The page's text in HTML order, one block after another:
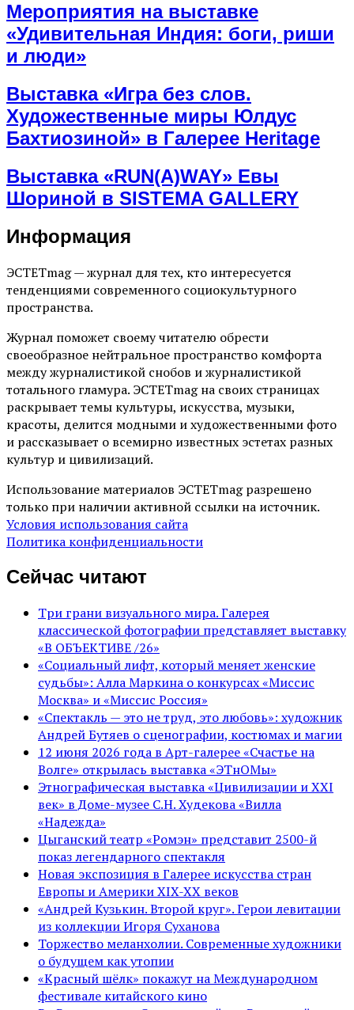
Мероприятия на выставке
«Удивительная Индия: боги, риши
и люди»
Выставка «Игра без слов.
Художественные миры Юлдус
Бахтиозиной» в Галерее Heritage
Выставка «RUN(A)WAY» Евы
Шориной в SISTEMA GALLERY
Информация
ЭСТЕТmag — журнал для тех, кто интересуется
тенденциями современного социокультурного
пространства.
Журнал поможет своему читателю обрести
своеобразное нейтральное пространство комфорта
между журналистикой снобов и журналистикой
тотального гламура. ЭСТЕТmag на своих страницах
раскрывает темы культуры, искусства, музыки,
красоты, делится модными и художественными фото
и рассказывает о всемирно известных эстетах разных
культур и цивилизаций.
Использование материалов ЭСТЕТmag разрешено
только при наличии активной ссылки на источник.
Условия использования сайта
Политика конфиденциальности
Сейчас читают
Три грани визуального мира. Галерея
классической фотографии представляет выставку
«В ОБЪЕКТИВЕ /26»
«Социальный лифт, который меняет женские
судьбы»: Алла Маркина о конкурсах «Миссис
Москва» и «Миссис Россия»
«Спектакль — это не труд, это любовь»: художник
Андрей Бутяев о сценографии, костюмах и магии
12 июня 2026 года в Арт-галерее «Счастье на
Волге» открылась выставка «ЭТнОМы»
Этнографическая выставка «Цивилизации и ХХI
век» в Доме-музее С.Н. Худекова «Вилла
«Надежда»
Цыганский театр «Ромэн» представит 2500-й
показ легендарного спектакля
Новая экспозиция в Галерее искусства стран
Европы и Америки XIX-XX веков
«Андрей Кузькин. Второй круг». Герои левитации
из коллекции Игоря Суханова
Торжество меланхолии. Современные художники
о будущем как утопии
«Красный шёлк» покажут на Международном
фестивале китайского кино